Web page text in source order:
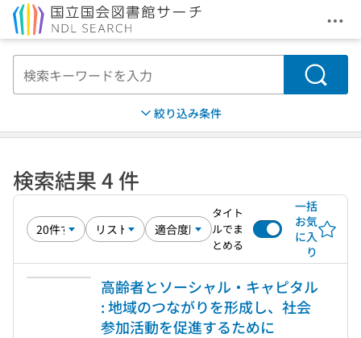
メ
検索
絞り込み条件
検索結果 4 件
タイト
ルでま
とめる
一括
お気
に入
り
高齢者とソーシャル・キャピタル
: 地域のつながりを形成し、社会
参加活動を促進するために